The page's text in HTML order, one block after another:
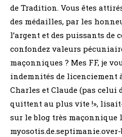
de Tradition. Vous êtes
des médailles, par les
l’argent et des puissants de
confondez valeurs
maçonniques ? Mes FF, je
indemnités de licenciement
Charles et Claude (pas celui
quittent au plus vite !», lisait-
sur le blog très maçonnique